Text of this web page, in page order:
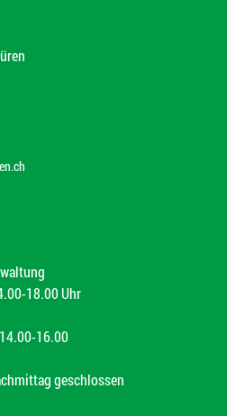
18.00 Uhr
16.00
geschlossen